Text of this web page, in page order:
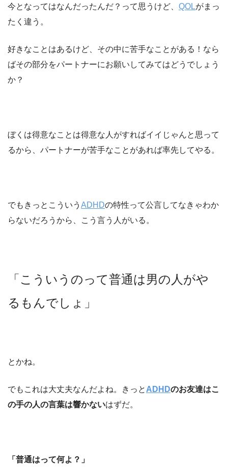
今となってはなんだったんだ？って思うけど、 QOLがまっ
たく違う。
好きなことはあるけど、その中に苦手なことがある！なら
ばその部分をパートナーにお願いしてみてはどうでしょう
か？
ぼくは得意なことは得意な人がすればイイじゃんと思って
るから、パートナーが苦手なことがあれば率先してやる。
でもきっとこういう ADHDの特性って公言してなきゃわか
らないだろうから、こう言う人がいる。
「こういうのって普通は男の人がや
るもんでしょ」
とかね。
でもこれは大丈夫なんだよね。きっと ADHDのお友達はこ
の手の人の言葉は響かないはずだ。
「普通はって何よ？」